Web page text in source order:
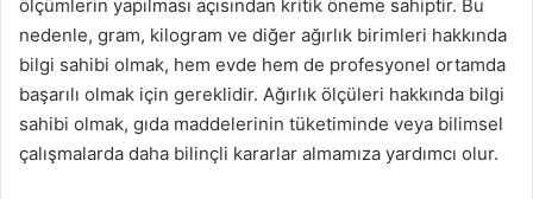
ölçümlerin yapılması açısından kritik öneme sahiptir. Bu
nedenle, gram, kilogram ve diğer ağırlık birimleri hakkında
bilgi sahibi olmak, hem evde hem de profesyonel ortamda
başarılı olmak için gereklidir. Ağırlık ölçüleri hakkında bilgi
sahibi olmak, gıda maddelerinin tüketiminde veya bilimsel
çalışmalarda daha bilinçli kararlar almamıza yardımcı olur.